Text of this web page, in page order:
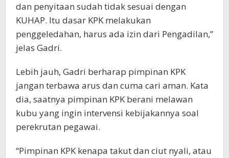
dan penyitaan sudah tidak sesuai dengan
KUHAP. Itu dasar KPK melakukan
penggeledahan, harus ada izin dari Pengadilan,”
jelas Gadri.
Lebih jauh, Gadri berharap pimpinan KPK
jangan terbawa arus dan cuma cari aman. Kata
dia, saatnya pimpinan KPK berani melawan
kubu yang ingin intervensi kebijakannya soal
perekrutan pegawai.
“Pimpinan KPK kenapa takut dan ciut nyali, atau